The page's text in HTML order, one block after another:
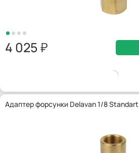
4 025
Адаптер форсунки Delavan 1/8 Standart